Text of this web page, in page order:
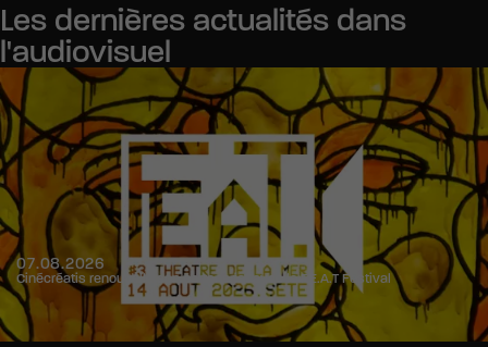
Les dernières actualités dans
l'audiovisuel
07.08.2026
Cinécréatis renouvelle son partenariat avec le F.E.A.T Festival